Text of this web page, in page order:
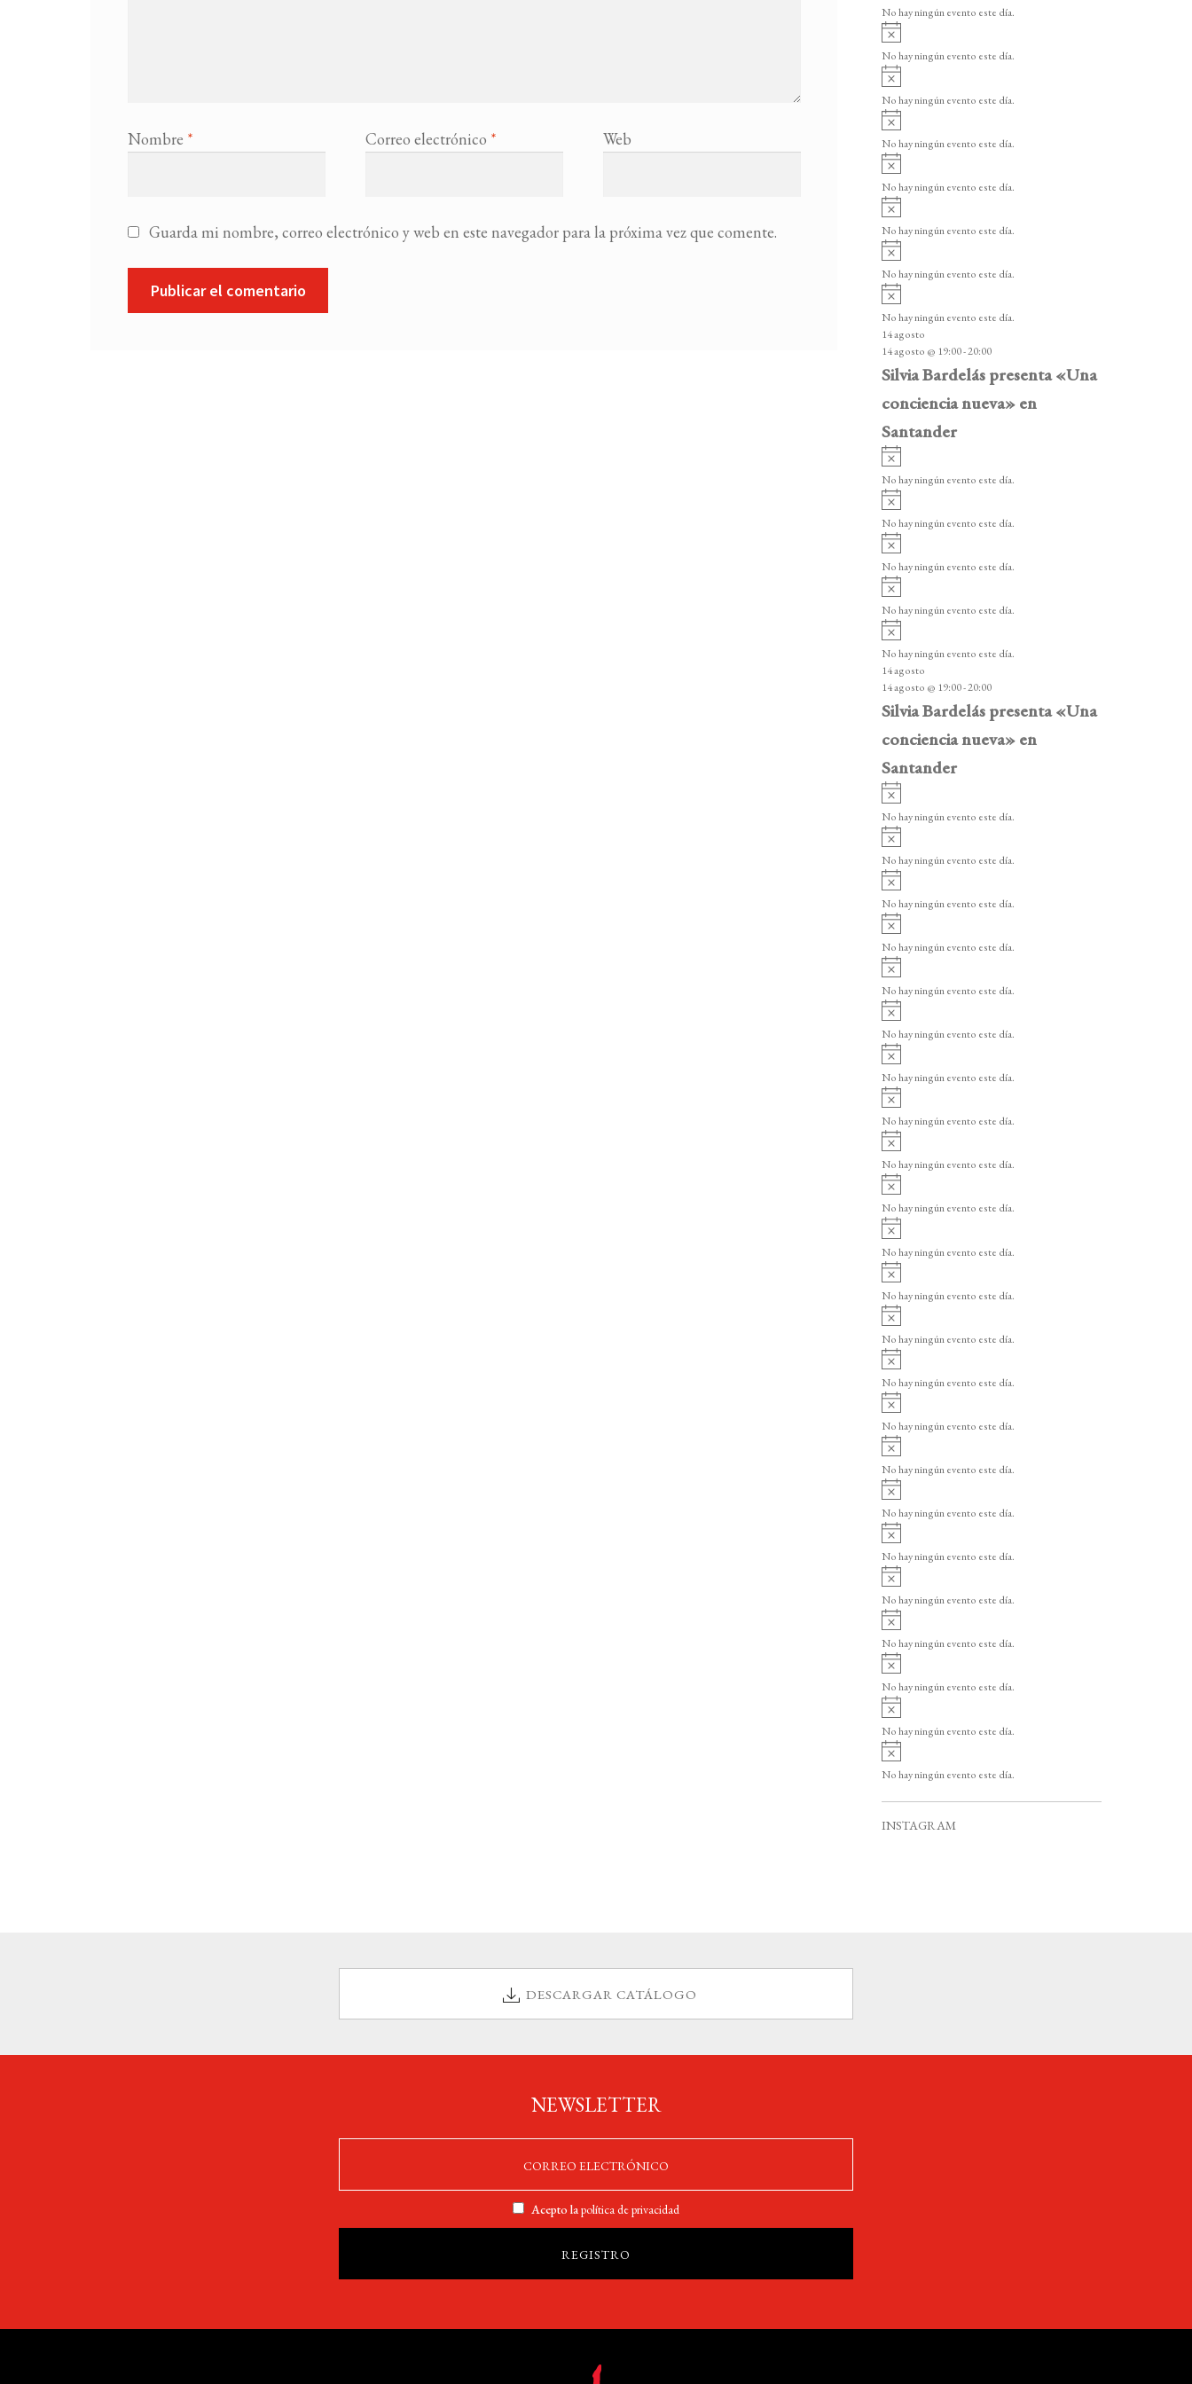
Nombre * Correo electrónico * Web
Guarda mi nombre, correo electrónico y web en este navegador para la próxima vez que comente.
e
n
t
o
s
o
i
o
No hay ningún evento este día.
v
i
o
No hay ningún evento este día.
A
v
i
o
No hay ningún evento este día.
A
v
i
o
No hay ningún evento este día.
v
i
o
No hay ningún evento este día.
v
i
o
No hay ningún evento este día.
v
i
o
No hay ningún evento este día.
v
i
s
o
No hay ningún evento este día.
14 agosto
14 agosto @ 19:00-20:00
Silvia Bardelás presenta «Una
conciencia nueva» en
Santander
v
i
o
No hay ningún evento este día.
v
i
o
No hay ningún evento este día.
v
i
o
No hay ningún evento este día.
v
i
o
No hay ningún evento este día.
v
i
s
o
No hay ningún evento este día.
14 agosto
14 agosto @ 19:00-20:00
Silvia Bardelás presenta «Una
conciencia nueva» en
Santander
A
v
i
o
No hay ningún evento este día.
A
v
i
o
No hay ningún evento este día.
v
i
o
No hay ningún evento este día.
v
i
o
No hay ningún evento este día.
v
i
o
No hay ningún evento este día.
v
i
o
No hay ningún evento este día.
v
i
o
No hay ningún evento este día.
v
i
o
No hay ningún evento este día.
v
i
o
No hay ningún evento este día.
v
i
o
No hay ningún evento este día.
A
v
i
o
No hay ningún evento este día.
A
v
i
o
No hay ningún evento este día.
A
v
i
o
No hay ningún evento este día.
v
i
o
No hay ningún evento este día.
v
i
o
No hay ningún evento este día.
v
i
o
No hay ningún evento este día.
v
i
o
No hay ningún evento este día.
v
i
o
No hay ningún evento este día.
v
i
o
No hay ningún evento este día.
v
i
o
No hay ningún evento este día.
v
i
o
No hay ningún evento este día.
A
v
i
o
No hay ningún evento este día.
A
v
i
No hay ningún evento este día.
INSTAGRAM
DESCARGAR CATÁLOGO
NEWSLETTER
Acepto lapolítica de privacidad